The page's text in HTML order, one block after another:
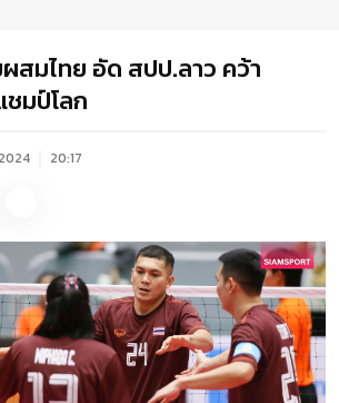
สมไทย อัด สปป.ลาว คว้า
มป์โลก
20:17